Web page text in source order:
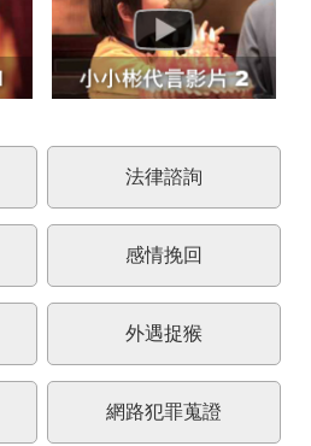
法律諮詢
感情挽回
外遇捉猴
網路犯罪蒐證